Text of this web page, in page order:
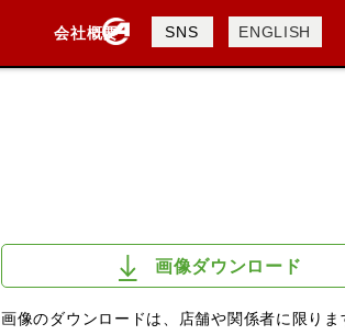
会社概要
会社概要
採用情報
SNS ENGLISH
画像ダウンロード
画像のダウンロードは、店舗や関係者に限りま